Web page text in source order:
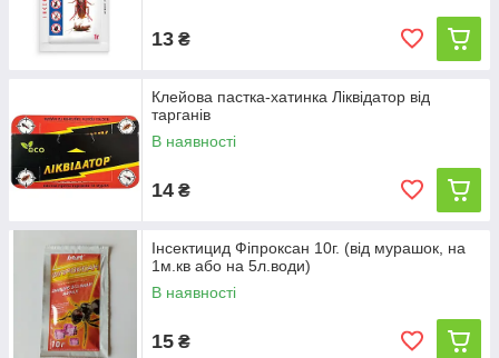
13 ₴
Клейова пастка-хатинка Ліквідатор від
тарганів
В наявності
14 ₴
Інсектицид Фіпроксан 10г. (від мурашок, на
1м.кв або на 5л.води)
В наявності
15 ₴